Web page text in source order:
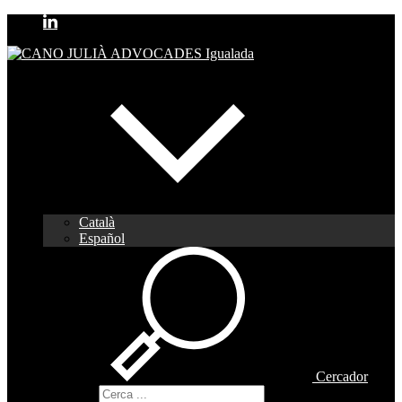
Català
Español
Cercador